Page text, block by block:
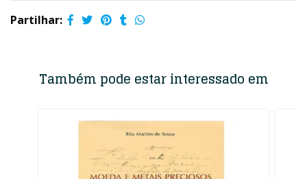
Partilhar:
Também pode estar interessado em